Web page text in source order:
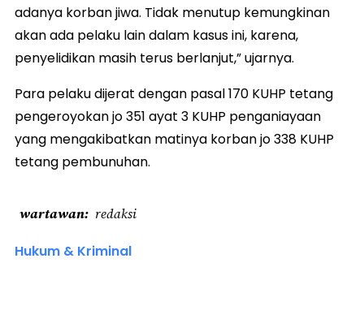
adanya korban jiwa. Tidak menutup kemungkinan
akan ada pelaku lain dalam kasus ini, karena,
penyelidikan masih terus berlanjut,” ujarnya.
Para pelaku dijerat dengan pasal 170 KUHP tetang
pengeroyokan jo 351 ayat 3 KUHP penganiayaan
yang mengakibatkan matinya korban jo 338 KUHP
tetang pembunuhan.
wartawan redaksi
Hukum & Kriminal